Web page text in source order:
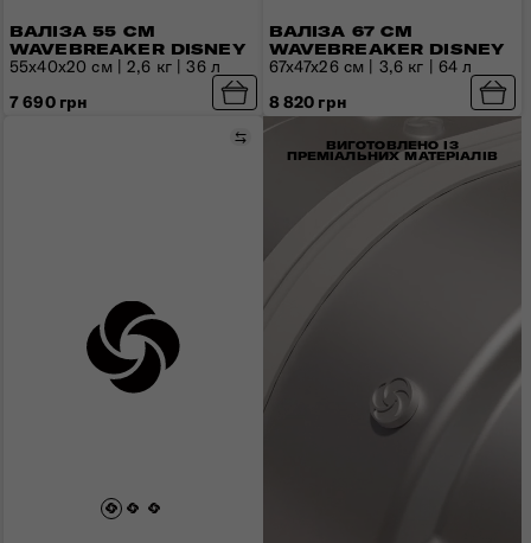
ВАЛІЗА 55 СМ
WAVEBREAKER DISNEY
55х40х20 см | 2,6 кг | 36 л
7 690 грн
ВАЛІЗА 67 СМ
WAVEBREAKER DISNEY
67х47х26 см | 3,6 кг | 64 л
8 820 грн
Порівняти
ВИГОТОВЛЕНО ІЗ
ПРЕМІАЛЬНИХ МАТЕРІАЛІВ